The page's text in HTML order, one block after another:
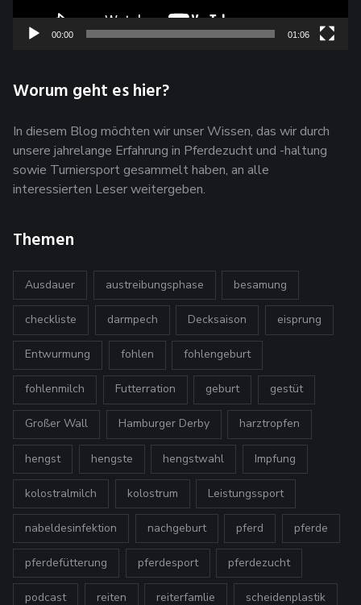
00:00 01:06
Worum geht es hier?
In diesem Blog möchten wir unser Wissen, das wir durch
unsere jahrelange Erfahrung in Pferdezucht und -haltung
sowie Turniersport gesammelt haben, an alle
interessierten Leser weitergeben.
Themen
Ausdauer austreibungsphase besamung
checkliste darmpech Decksaison eisprung
Entwurmung fohlen fohlengeburt
fohlenmilch Futterration geburt gestüt
Großer Wall Hamburger Derby harztropfen
hengst hengste hengstwahl Impfung
kolostralmilch kolostrum Leistungssport
nabeldesinfektion nachgeburt pferd pferde
pferdefütterung pferdesport pferdezucht
podcast reiten reiterfamlie scheidenplastik